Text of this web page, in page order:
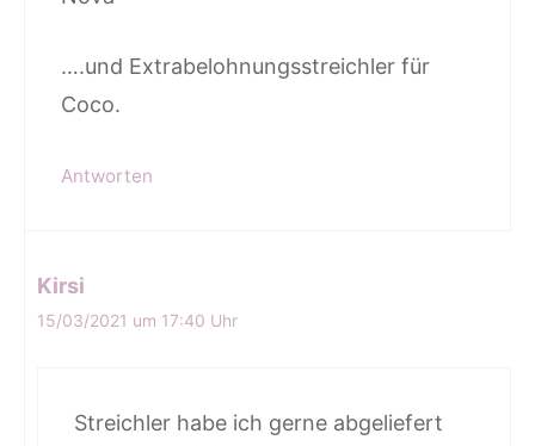
….und Extrabelohnungsstreichler für
Coco.
Antworten
Kirsi
15/03/2021 um 17:40 Uhr
Streichler habe ich gerne abgeliefert